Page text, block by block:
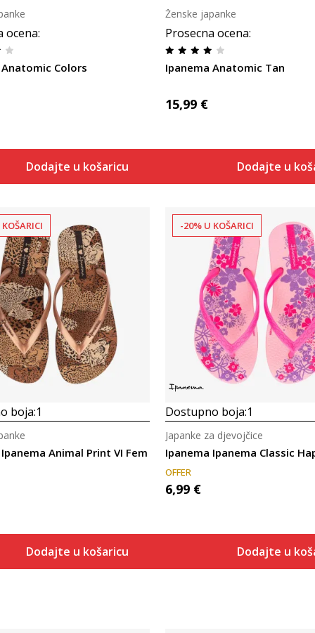
ocena:
Colors
Dodajte u košaricu
Prosecna ocena:
Ipanema Anatomic Tan
Ženske japanke
15,99 €
Dodajte u
Uporedi
boja:1
Animal Print VI Fem
Dodajte u košaricu
Uporedi
-20% U KOŠARICI
Dostupno boja:1
Ipanema Ipanema Classic
Japanke za djevojčice
OFFER
6,99 €
Dodajte u